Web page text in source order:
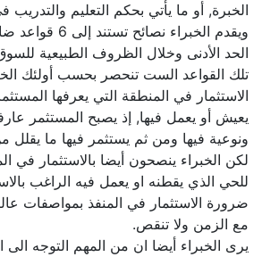
الخبرة, أو ما يأتي بحكم التعليم والتدريب
ويقدم الخبراء نصائح
الحد الأدنى وخلال الظروف الطبيعية للسوق.
تلك القواعد الست تنحصر بحسب أولئك
الاستثمار في المنطقة التي يعرفها
يعيش أو يعمل فيها, إذ يصبح المستثمر عارفاً
ونوعية فيها ومن ثم يستثمر فيها ما يقلل
لكن الخبراء ينصحون أيضا بالاستثمار في
للحي الذي يقطنه او يعمل فيه الراغب
ضرورة الاستثمار في المنفذ بمواصفات
مع الزمن ولا تنقص.
يرى الخبراء أيضا ان من المهم التوجه الى